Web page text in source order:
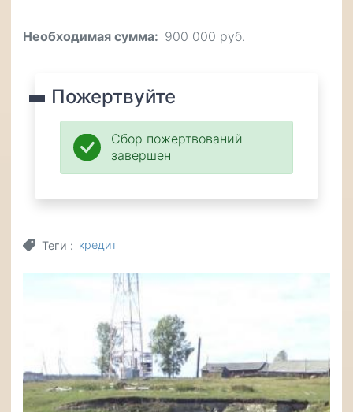
Необходимая сумма 900 000 руб.
Пожертвуйте
Сбор пожертвований
завершен
Теги кредит